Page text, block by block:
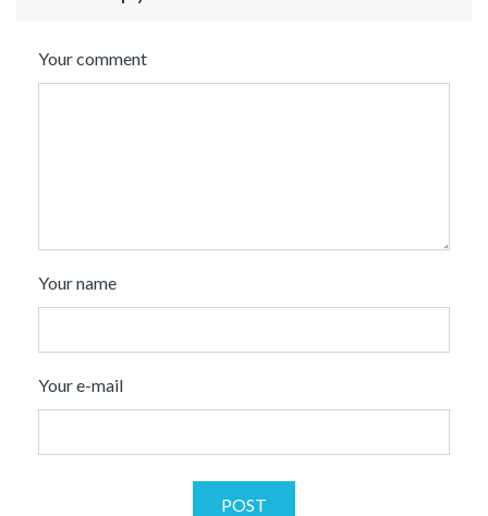
Your comment
Your name
Your e-mail
POST